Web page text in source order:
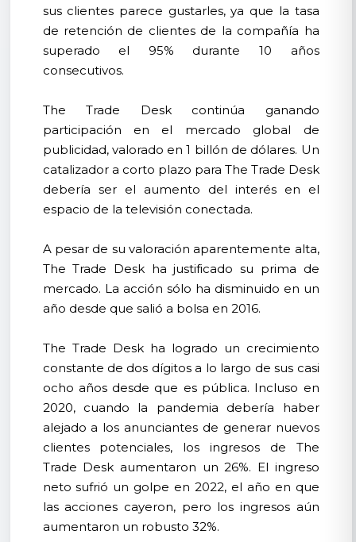
sus clientes parece gustarles, ya que la tasa
de retención de clientes de la compañía ha
superado el 95% durante 10 años
consecutivos.
The Trade Desk continúa ganando
participación en el mercado global de
publicidad, valorado en 1 billón de dólares. Un
catalizador a corto plazo para The Trade Desk
debería ser el aumento del interés en el
espacio de la televisión conectada.
A pesar de su valoración aparentemente alta,
The Trade Desk ha justificado su prima de
mercado. La acción sólo ha disminuido en un
año desde que salió a bolsa en 2016.
The Trade Desk ha logrado un crecimiento
constante de dos dígitos a lo largo de sus casi
ocho años desde que es pública. Incluso en
2020, cuando la pandemia debería haber
alejado a los anunciantes de generar nuevos
clientes potenciales, los ingresos de The
Trade Desk aumentaron un 26%. El ingreso
neto sufrió un golpe en 2022, el año en que
las acciones cayeron, pero los ingresos aún
aumentaron un robusto 32%.